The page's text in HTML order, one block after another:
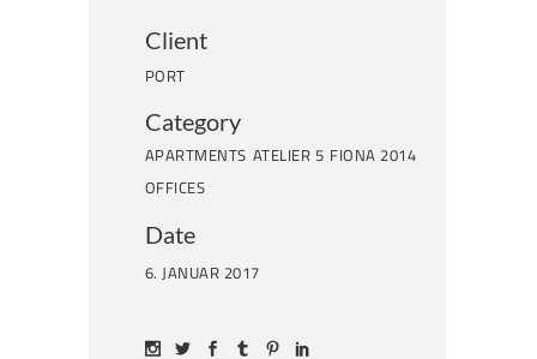
Client
PORT
Category
APARTMENTS ATELIER 5 FIONA 2014
OFFICES
Date
6. JANUAR 2017